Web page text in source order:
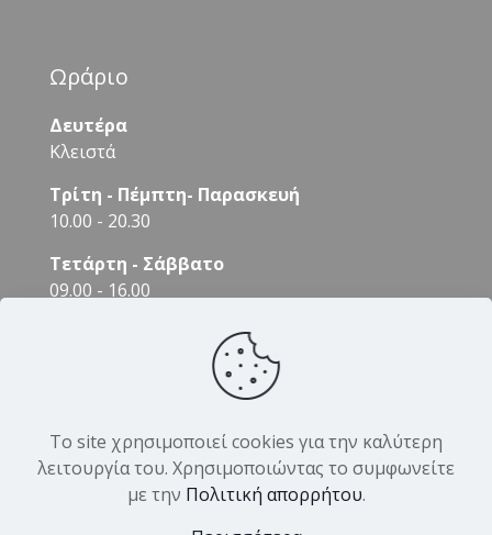
Ωράριο
Δευτέρα
Κλειστά
Τρίτη - Πέμπτη- Παρασκευή
10.00 - 20.30
Τετάρτη - Σάββατο
09.00 - 16.00
© 2026 DK Hair Products. All Rights Reserved.
Το site χρησιμοποιεί cookies για την καλύτερη
λειτουργία του. Χρησιμοποιώντας το συμφωνείτε
με την Πολιτική απορρήτου.